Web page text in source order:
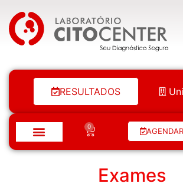
Laboratório Citocenter
RESULTADOS
0
Exames